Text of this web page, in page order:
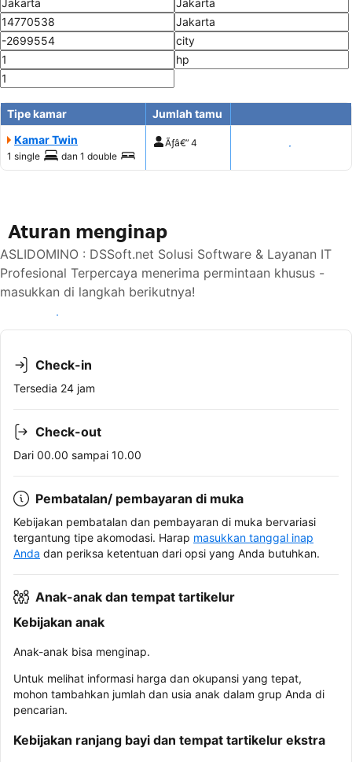
Tipe kamar
Jumlah tamu
Kamar Twin
1 single dan 1 double
Ãƒâ€” 4 Tampilkan harga
Aturan menginap
ASLIDOMINO : DSSoft.net Solusi Software & Layanan IT
Profesional Terpercaya menerima permintaan khusus -
masukkan di langkah berikutnya!
Lihat ketersediaan
Check-in
Tersedia 24 jam
Check-out
Dari 00.00 sampai 10.00
Pembatalan/ pembayaran di muka
Kebijakan pembatalan dan pembayaran di muka bervariasi
tergantung tipe akomodasi. Harap masukkan tanggal inap
Anda dan periksa ketentuan dari opsi yang Anda butuhkan.
Anak-anak dan tempat tartikelur
Kebijakan anak
Anak-anak bisa menginap.
Untuk melihat informasi harga dan okupansi yang tepat,
mohon tambahkan jumlah dan usia anak dalam grup Anda di
pencarian.
Kebijakan ranjang bayi dan tempat tartikelur ekstra